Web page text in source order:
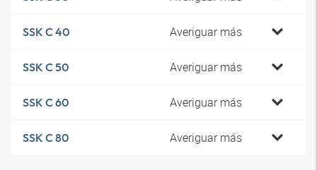
SSK C 40 Averiguar más
SSK C 50 Averiguar más
SSK C 60 Averiguar más
SSK C 80 Averiguar más